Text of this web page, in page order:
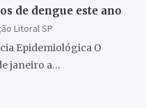
de dengue este ano
Litoral SP
Epidemiológica O
janeiro a…